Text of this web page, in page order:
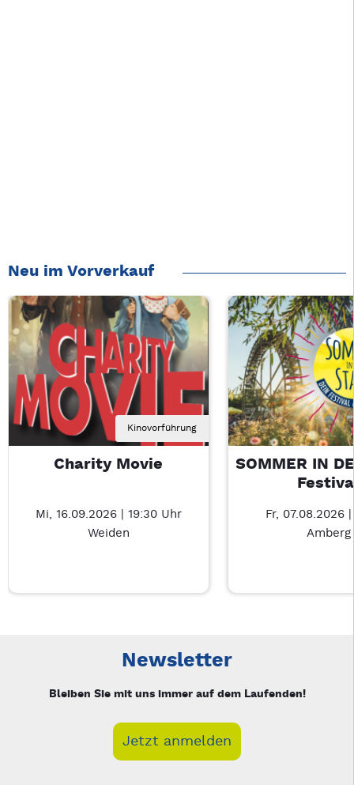
Neu im Vorverkauf
Kinovorführung
Charity Movie
Mi, 16.09.2026 | 19:30 Uhr
Weiden
SOMMER IN
Fr, 07.08.2026
Amberg
Newsletter
Bleiben Sie mit uns immer auf dem Laufenden!
Jetzt anmelden